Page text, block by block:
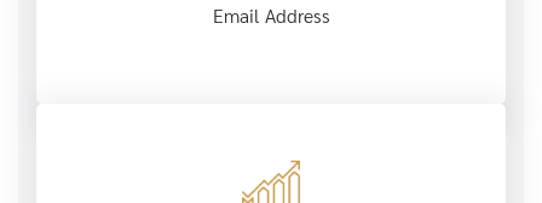
Email Address